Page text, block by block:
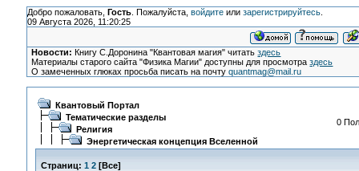
Добро пожаловать, Гость. Пожалуйста, войдитеили зарегистрируйтесь.
09 Августа 2026, 11:20:25
Новости: Книгу С.Доронина "Квантовая магия" читатьздесь
Материалы старого сайта "Физика Магии" доступны для просмотраздесь
О замеченных глюках просьба писать на почтуquantmag@mail.ru
Квантовый Портал
Тематические разделы
Религия
Энергетическая концепция Вселенной
0
Страниц: 1 2[Все]